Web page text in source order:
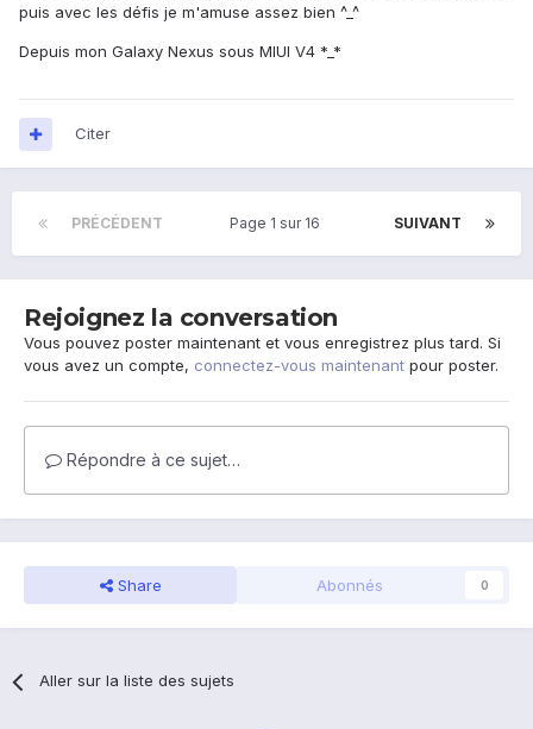
puis avec les défis je m'amuse assez bien ^_^
Depuis mon Galaxy Nexus sous MIUI V4 *_*
Citer
PRÉCÉDENT SUIVANT
Page 1 sur 16
Rejoignez la conversation
Vous pouvez poster maintenant et vous enregistrez plus tard. Si
vous avez un compte, connectez-vous maintenant pour poster.
Répondre à ce sujet…
Share Abonnés 0
Aller sur la liste des sujets